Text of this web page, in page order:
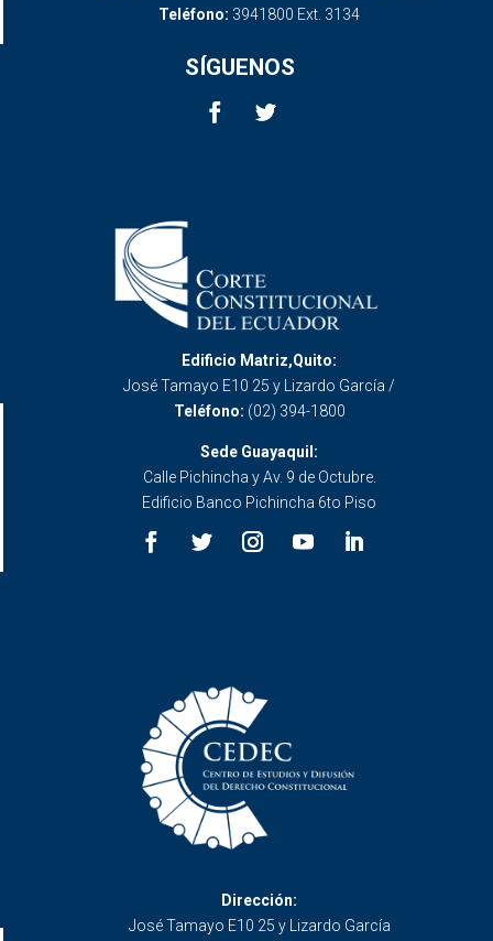
Teléfono: 3941800 Ext. 3134
SÍGUENOS
Edificio Matriz,Quito:
José Tamayo E10 25 y Lizardo García /
Teléfono: (02) 394-1800
Sede Guayaquil:
Calle Pichincha y Av. 9 de Octubre.
Edificio Banco Pichincha 6to Piso
Dirección:
José Tamayo E10 25 y Lizardo García